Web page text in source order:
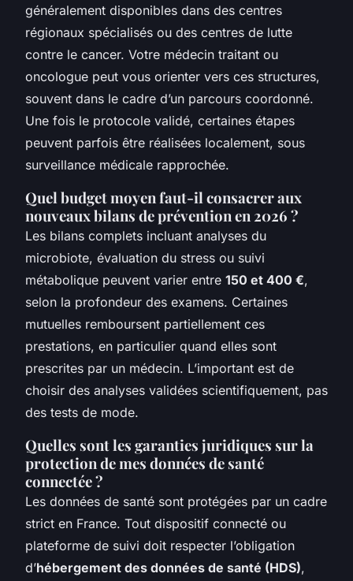
généralement disponibles dans des centres
régionaux spécialisés ou des centres de lutte
contre le cancer. Votre médecin traitant ou
oncologue peut vous orienter vers ces structures,
souvent dans le cadre d’un parcours coordonné.
Une fois le protocole validé, certaines étapes
peuvent parfois être réalisées localement, sous
surveillance médicale rapprochée.
Quel budget moyen faut-il consacrer aux
nouveaux bilans de prévention en 2026 ?
Les bilans complets incluant analyses du
microbiote, évaluation du stress ou suivi
métabolique peuvent varier entre 150 et 400 €,
selon la profondeur des examens. Certaines
mutuelles remboursent partiellement ces
prestations, en particulier quand elles sont
prescrites par un médecin. L’important est de
choisir des analyses validées scientifiquement, pas
des tests de mode.
Quelles sont les garanties juridiques sur la
protection de mes données de santé
connectée ?
Les données de santé sont protégées par un cadre
strict en France. Tout dispositif connecté ou
plateforme de suivi doit respecter l’obligation
d’hébergement des données de santé (HDS),